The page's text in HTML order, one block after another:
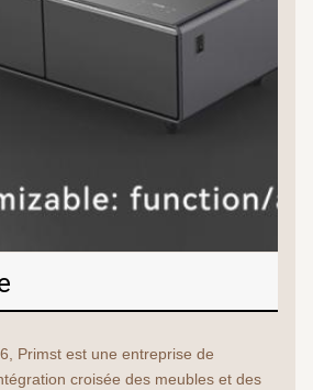
Primst est une entreprise de
croisée des meubles et des